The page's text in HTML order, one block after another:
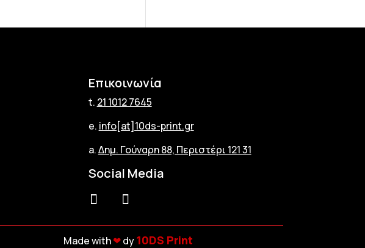
Επικοινωνία
t. 21 1012 7645
e. info[at]10ds-print.gr
a.Δημ. Γούναρη 88, Περιστέρι 121 31
Social Media
Made with❤︎dy10DS Print